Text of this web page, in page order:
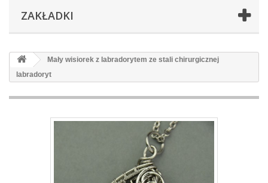
ZAKŁADKI
Mały wisiorek z labradorytem ze stali chirurgicznej
labradoryt